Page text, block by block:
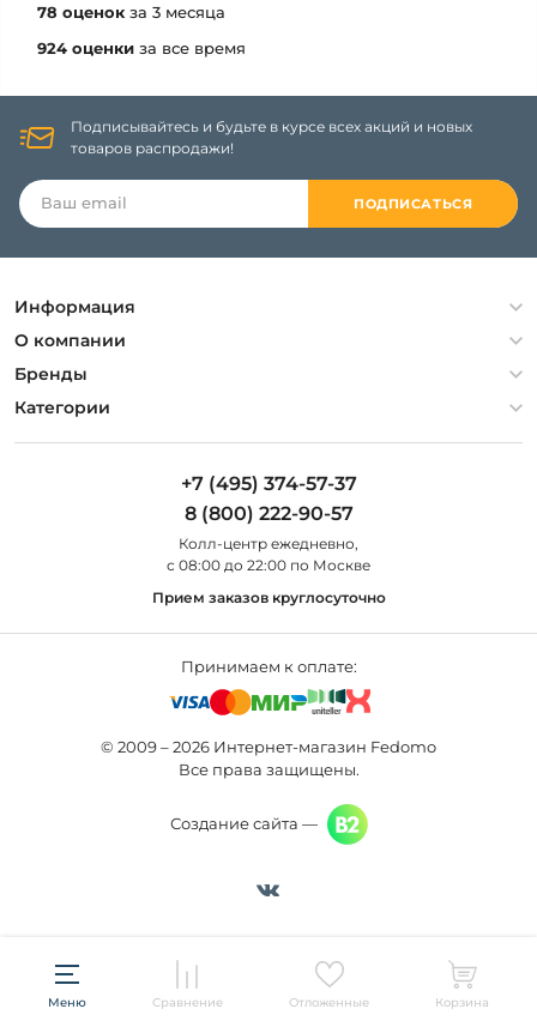
78 оценок за 3 месяца
924 оценки за все время
Подписывайтесь и будьте в курсе всех акций и новых
товаров распродажи!
ПОДПИСАТЬСЯ
Информация
Политика конфиденциальности
Гарантия
Оплата и доставка
О компании
О компании
Контакты
Бренды
Artelamp
Категории
Люстры
Уличные светильники
+7 (495) 374-57-37
8 (800) 222-90-57
Колл-центр eжедневно,
с 08:00 до 22:00 по Москве
Прием заказов круглосуточно
Принимаем к оплате:
© 2009 – 2026 Интернет-магазин Fedomo
Все права защищены.
Создание сайта —
Меню Сравнение Отложенные Корзина